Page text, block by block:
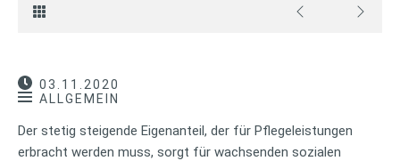
03.11.2020
ALLGEMEIN
Der stetig steigende Eigenanteil, der für Pflegeleistungen
erbracht werden muss, sorgt für wachsenden sozialen